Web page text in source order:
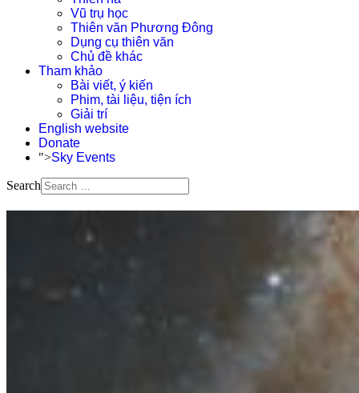
Vũ trụ học
Thiên văn Phương Đông
Dụng cụ thiên văn
Chủ đề khác
Tham khảo
Bài viết, ý kiến
Phim, tài liệu, tiện ích
Giải trí
English website
Donate
">Sky Events
Search